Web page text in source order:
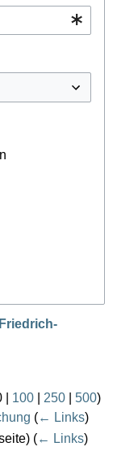
100 250 500)
(← Links)
(← Links)